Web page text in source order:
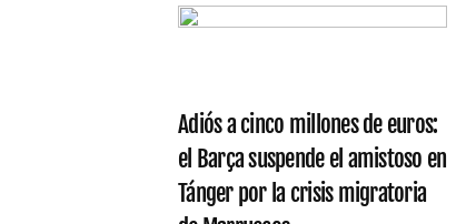
Adiós a cinco millones de euros:
el Barça suspende el amistoso en
Tánger por la crisis migratoria